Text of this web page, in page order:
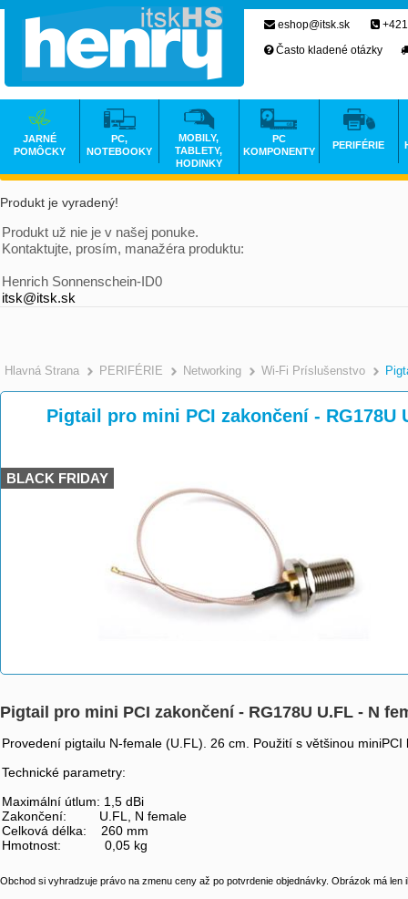
Produkt je vyradený!
Produkt už nie je v našej ponuke.
Kontaktujte, prosím, manažéra produktu:
Henrich Sonnenschein-ID0
itsk@itsk.sk
Hlavná Strana >
PERIFÉRIE >
Networking >
Wi-Fi Príslušenstvo
Pigtail pro mini PCI zakončení - RG178U
BLACK FRIDAY
Pigtail pro mini PCI zakončení - RG178U U.FL - N
Provedení pigtailu N-female (U.FL). 26 cm. Použití s většinou miniPCI
Technické parametry:
Maximální útlum: 1,5 dBi
Zakončení: U.FL, N female
Celková délka: 260 mm
Hmotnost: 0,05 kg
Obchod si vyhradzuje právo na zmenu ceny až po potvrdenie objednávky. Obrázok má len
eshop@itsk.sk
Často kladené otázky
JARNÉ
POMÔCKY
PC,
NOTEBOOKY
MOBILY,
TABLETY,
HODINKY
PC
KOMPONENTY
PERIFÉRIE